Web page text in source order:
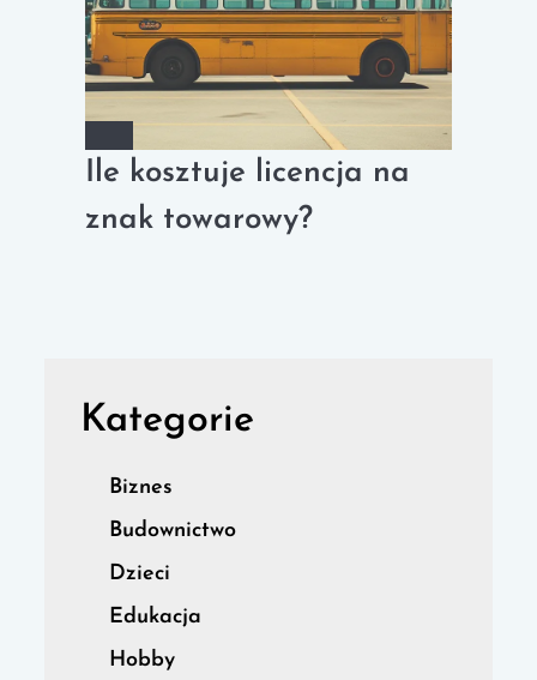
Ile kosztuje licencja na
znak towarowy?
Kategorie
Biznes
Budownictwo
Dzieci
Edukacja
Hobby